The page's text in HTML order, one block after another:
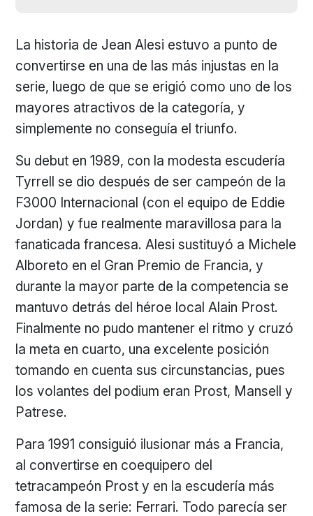
La historia de Jean Alesi estuvo a punto de
convertirse en una de las más injustas en la
serie, luego de que se erigió como uno de los
mayores atractivos de la categoría, y
simplemente no conseguía el triunfo.
Su debut en 1989, con la modesta escudería
Tyrrell se dio después de ser campeón de la
F3000 Internacional (con el equipo de Eddie
Jordan) y fue realmente maravillosa para la
fanaticada francesa. Alesi sustituyó a Michele
Alboreto en el Gran Premio de Francia, y
durante la mayor parte de la competencia se
mantuvo detrás del héroe local Alain Prost.
Finalmente no pudo mantener el ritmo y cruzó
la meta en cuarto, una excelente posición
tomando en cuenta sus circunstancias, pues
los volantes del podium eran Prost, Mansell y
Patrese.
Para 1991 consiguió ilusionar más a Francia,
al convertirse en coequipero del
tetracampeón Prost y en la escudería más
famosa de la serie: Ferrari. Todo parecía ser